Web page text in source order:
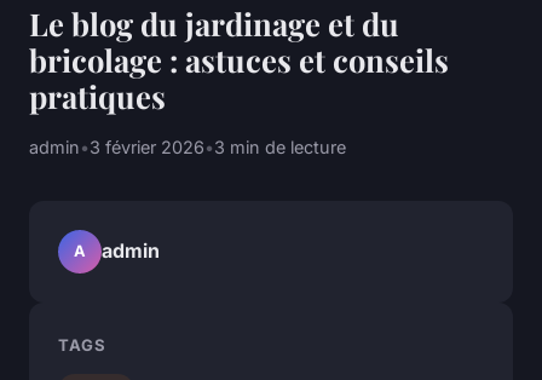
Le blog du jardinage et du
bricolage : astuces et conseils
pratiques
admin•3 février 2026•3 min de lecture
A admin
TAGS